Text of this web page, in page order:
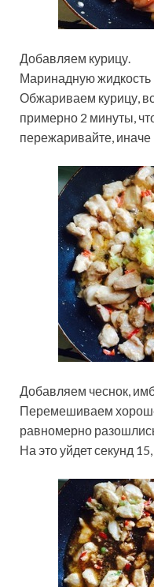
Добавляем курицу.
Маринадную жидкость
Обжариваем курицу,
примерно 2 минуты,
пережаривайте, иначе
Добавляем чеснок,
Перемешиваем
равномерно
На это уйдет секунд